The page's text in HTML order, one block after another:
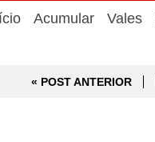
Acumular Vales
« POST ANTERIOR